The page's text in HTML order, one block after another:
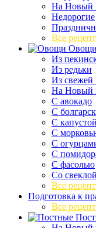
На Новый
Недорогие
Все
Овощи
Из
Из редьки
Из свежей
На Новый
С авокадо
С
С капустой
С
С
С
С фасолью
Со свеклой
Все
Подготовка к
Все